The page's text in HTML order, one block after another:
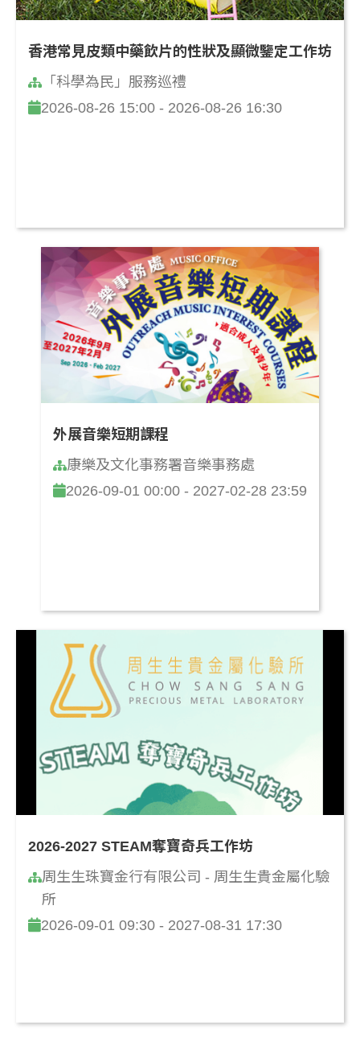
香港常見皮類中藥飲片的性狀及顯微鑒定工作坊
「科學為民」服務巡禮
2026-08-26 15:00 - 2026-08-26 16:30
外展音樂短期課程
康樂及文化事務署音樂事務處
2026-09-01 00:00 - 2027-02-28 23:59
2026-2027 STEAM奪寶奇兵工作坊
周生生珠寶金行有限公司 - 周生生貴金屬化驗
所
2026-09-01 09:30 - 2027-08-31 17:30